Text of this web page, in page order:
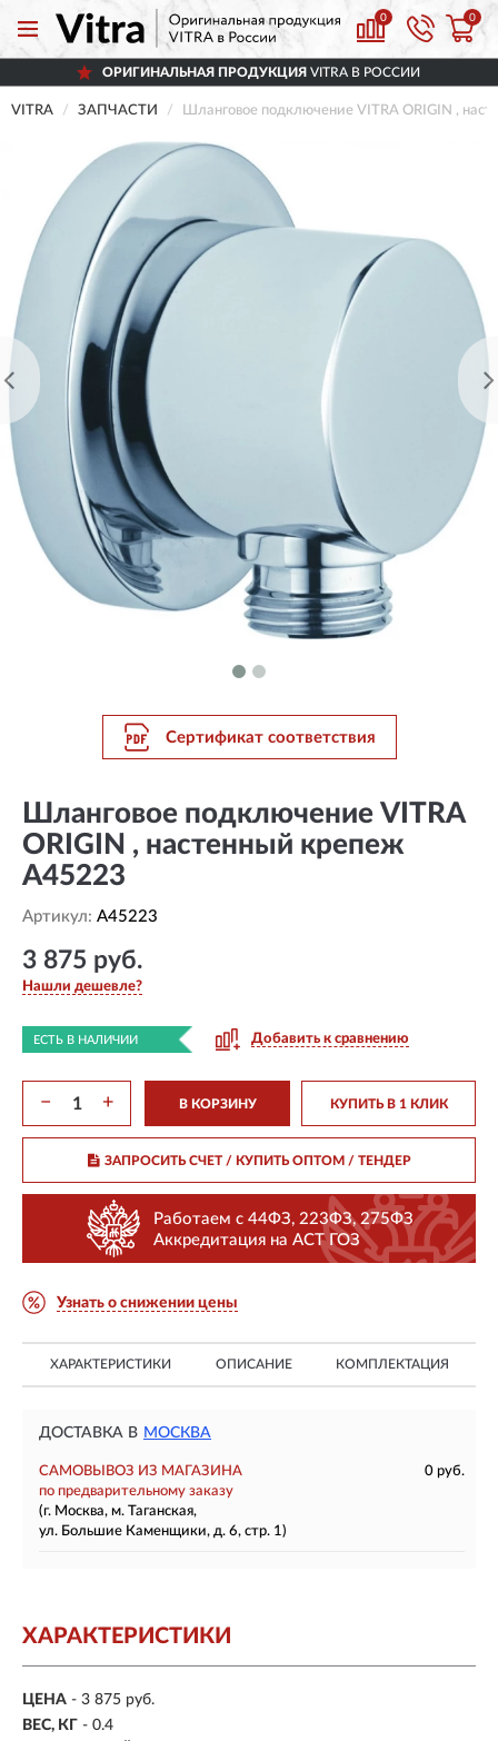
0 0
ОРИГИНАЛЬНАЯ ПРОДУКЦИЯ VITRA В РОССИИ
VITRA ЗАПЧАСТИ Шланговое подключение VITRA ORIGIN ,
Сертификат соответствия
Шланговое подключение VITRA
ORIGIN , настенный крепеж
A45223
Артикул: A45223
3 875 руб.
Нашли дешевле?
ЕСТЬ В НАЛИЧИИ Добавить к сравнению
− + В КОРЗИНУ КУПИТЬ В 1 КЛИК
ЗАПРОСИТЬ СЧЕТ / КУПИТЬ ОПТОМ/ ТЕНДЕР
Работаем с 44ФЗ, 223ФЗ, 275ФЗ
Аккредитация на АСТ ГОЗ
Узнать о снижении цены
ХАРАКТЕРИСТИКИ ОПИСАНИЕ КОМПЛЕКТАЦИЯ
ДОСТАВКА В МОСКВА
САМОВЫВОЗ ИЗ МАГАЗИНА
0 руб.
по предварительному заказу
(г. Москва, м. Таганская,
ул. Большие Каменщики, д. 6, стр. 1)
ХАРАКТЕРИСТИКИ
ЦЕНА - 3 875 руб.
ВЕС, КГ - 0.4